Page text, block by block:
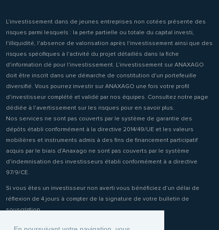
L'investissement dans de jeunes entreprises non cotées présente des
risques parmi lesquels : la perte partielle ou totale du capital investi,
l'illiquidité, l'absence de valorisation après l'investissement ainsi que des
risques spécifiques à l'activité du projet détaillés dans la fiche
d'information clé pour l'investissement. L'investissement sur ANAXAGO
doit être inscrit dans une démarche de constitution d'un portefeuille
diversifié. Vous pourrez investir sur ANAXAGO une fois votre profil
d'investisseur complété et validé par nos équipes. Consultez notre page
dédiée à l'avertissement sur les risques pour en savoir plus.
Nos services ne sont pas couverts par le système de garantie des
dépôts établi conformément à la directive 2014/49/UE et les valeurs
mobilières et instruments admis à des fins de financement participatif
acquis par le biais d’Anaxago ne sont pas couverts par le système
d’indemnisation des investisseurs établi conformément à a directive
97/9/CE.
Si vous êtes un investisseur non averti vous bénéficiez d’un délai de
réflexion de 4 jours à compter de la signature de votre bulletin de
souscription.